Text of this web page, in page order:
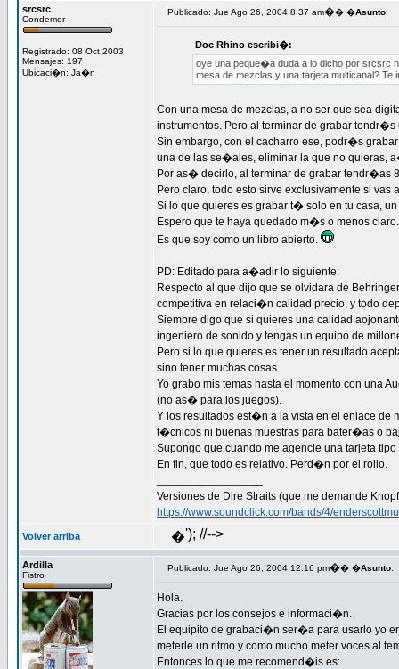
srcsrc
Condemor
Registrado: 08 Oct 2003
Mensajes: 197
Ubicaci�n: Ja�n
Publicado: Jue Ago 26, 2004 8:37 am�� �Asunto:
Doc Rhino escribi�:
oye una peque�a duda a lo dicho por srcsrc
mesa de mezclas y una tarjeta multicanal?
Con una mesa de mezclas, a no ser que sea
instrumentos. Pero al terminar de grabar
Sin embargo, con el cacharro ese, podr�s
una de las se�ales, eliminar la que no quieras,
Por as� decirlo, al terminar de grabar tendr�as
Pero claro, todo esto sirve exclusivamente si
Si lo que quieres es grabar t� solo en tu casa,
Espero que te haya quedado m�s o menos claro.
Es que soy como un libro abierto.
PD: Editado para a�adir lo siguiente:
Respecto al que dijo que se olvidara de
competitiva en relaci�n calidad precio, y todo
Siempre digo que si quieres una calidad
ingeniero de sonido y tengas un equipo de
Pero si lo que quieres es tener un resultado
sino tener muchas cosas.
Yo grabo mis temas hasta el momento con una
(no as� para los juegos).
Y los resultados est�n a la vista en el enlace de
t�cnicos ni buenas muestras para bater�as o
Supongo que cuando me agencie una tarjeta
En fin, que todo es relativo. Perd�n por el rollo.
Versiones de Dire Straits (que me demande
https://www.soundclick.com/bands/4/
Volver arriba �'); //-->
Ardilla
Fistro
Publicado: Jue Ago 26, 2004 12:16 pm�� �Asunto:
Hola.
Gracias por los consejos e informaci�n.
El equipito de grabaci�n ser�a para usarlo yo
meterle un ritmo y como mucho meter voces al
Entonces lo que me recomend�is es: